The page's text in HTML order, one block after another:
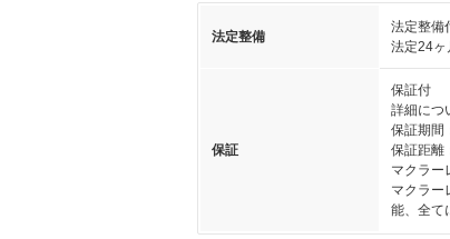
法定整備
法定整備
法定24
保証
保証付
詳細につ
保証期間
保証距離
マクラー
マクラー
能、全て